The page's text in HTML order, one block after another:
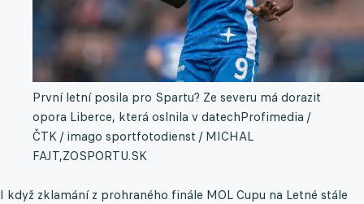
První letní posila pro Spartu? Ze severu má dorazit
opora Liberce, která oslnila v datechProfimedia /
ČTK / imago sportfotodienst / MICHAL
FAJT,ZOSPORTU.SK
I když zklamání z prohraného finále MOL Cupu na Letné stále